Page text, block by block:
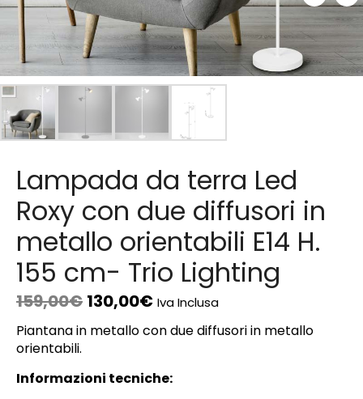
Lampada da terra Led
Roxy con due diffusori in
metallo orientabili E14 H.
155 cm- Trio Lighting
159,00€ 130,00€ Iva Inclusa
Piantana in metallo con due diffusori in metallo
orientabili.
Informazioni tecniche: